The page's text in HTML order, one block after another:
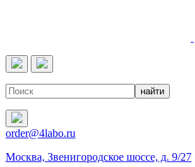
order@4labo.ru
Москва, Звенигородское шоссе, д. 9/27